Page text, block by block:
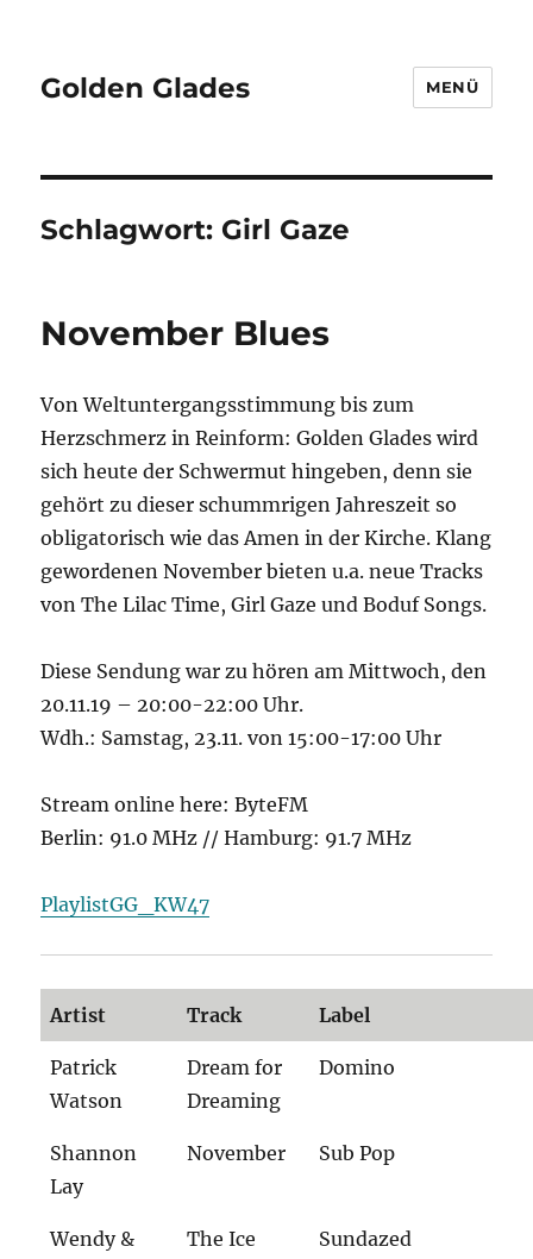
Golden Glades MENÜ
Schlagwort: Girl Gaze
November Blues
Von Weltuntergangsstimmung bis zum
Herzschmerz in Reinform: Golden Glades wird
sich heute der Schwermut hingeben, denn sie
gehört zu dieser schummrigen Jahreszeit so
obligatorisch wie das Amen in der Kirche. Klang
gewordenen November bieten u.a. neue Tracks
von The Lilac Time, Girl Gaze und Boduf Songs.
Diese Sendung war zu hören am Mittwoch, den
20.11.19 – 20:00-22:00 Uhr.
Wdh.: Samstag, 23.11. von 15:00-17:00 Uhr
Stream online here: ByteFM
Berlin: 91.0 MHz // Hamburg: 91.7 MHz
PlaylistGG_KW47
Artist Track Label
Patrick
Watson
Dream for
Dreaming
Domino
Shannon
Lay
November Sub Pop
Wendy &
The Ice
Sundazed